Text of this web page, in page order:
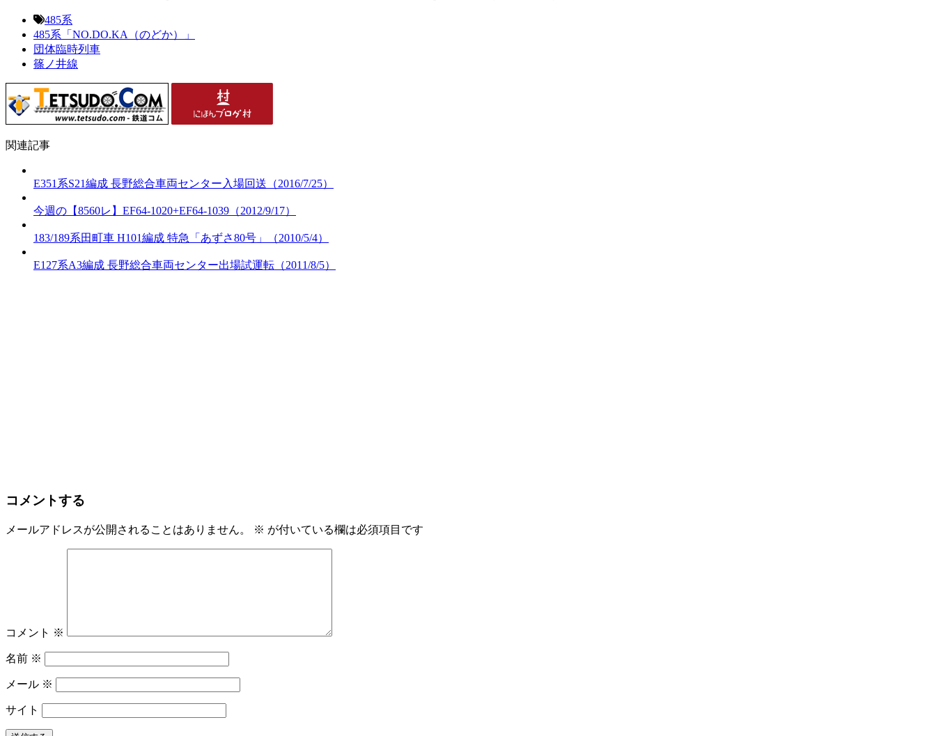
485系
485系「NO.DO.KA（のどか）」
団体臨時列車
篠ノ井線
関連記事
E351系S21編成 長野総合車両センター入場回送（2016/7/25）
今週の【8560レ】EF64-1020+EF64-1039（2012/9/17）
183/189系田町車 H101編成 特急「あずさ80号」（2010/5/4）
E127系A3編成 長野総合車両センター出場試運転（2011/8/5）
コメントする
メールアドレスが公開されることはありません。 ※ が付いている欄は必須項目です
コメント ※
名前 ※
メール ※
サイト